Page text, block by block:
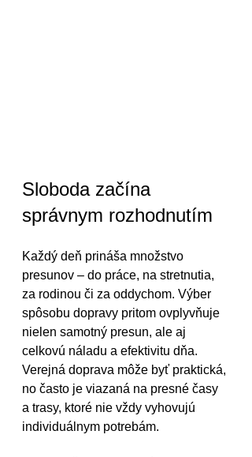
Sloboda začína
správnym rozhodnutím
Každý deň prináša množstvo
presunov – do práce, na stretnutia,
za rodinou či za oddychom. Výber
spôsobu dopravy pritom ovplyvňuje
nielen samotný presun, ale aj
celkovú náladu a efektivitu dňa.
Verejná doprava môže byť praktická,
no často je viazaná na presné časy
a trasy, ktoré nie vždy vyhovujú
individuálnym potrebám.